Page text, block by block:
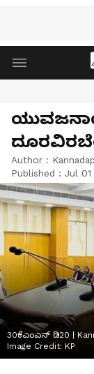
Author :
Published : Jul 01
30ಕೆಎಂಎನ್ ಡಿ20 |
Image Credit: KP